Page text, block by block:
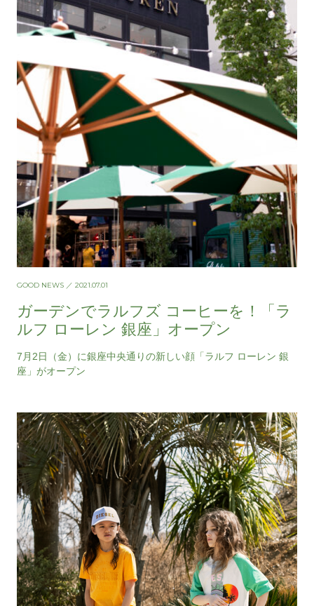
GOOD NEWS ／ 2021.07.01
ガーデンでラルフズ コーヒーを！「ラ
ルフ ローレン 銀座」オープン
7月2日（金）に銀座中央通りの新しい顔「ラルフ ローレン 銀
座」がオープン